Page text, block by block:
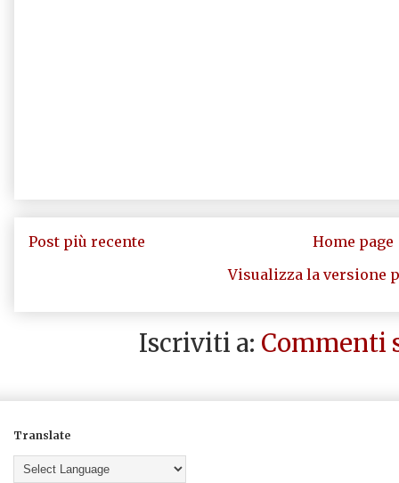
Post più recente
Home page
Visualizza la versione
Iscriviti a: Commenti
Translate